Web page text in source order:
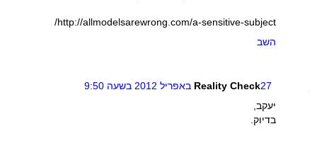
http://allmodelsarewrong.com/a-sensitive-subject/
השב
Reality Check27 באפריל 2012 בשעה 9:50
יעקב,
בדיוק.